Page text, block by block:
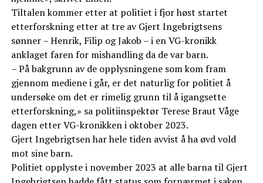
Tiltalen kommer etter at politiet i fjor høst startet
etterforskning etter at tre av Gjert Ingebrigtsens
sønner – Henrik, Filip og Jakob – i en VG-kronikk
anklaget faren for mishandling da de var barn.
– På bakgrunn av de opplysningene som kom fram
gjennom mediene i går, er det naturlig for politiet å
undersøke om det er rimelig grunn til å igangsette
etterforskning,» sa politiinspektør Terese Braut Våge
dagen etter VG-kronikken i oktober 2023.
Gjert Ingebrigtsen har hele tiden avvist å ha øvd vold
mot sine barn.
Politiet opplyste i november 2023 at alle barna til Gjert